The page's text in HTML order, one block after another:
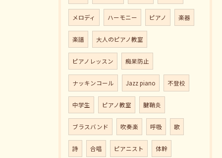
メロディ ハーモニー ピアノ 楽器
楽譜 大人のピアノ教室
ピアノレッスン 痴呆防止
ナッキンコール Jazz piano 不登校
中学生 ピアノ教室 腱鞘炎
ブラスバンド 吹奏楽 呼吸 歌
詩 合唱 ピアニスト 体幹